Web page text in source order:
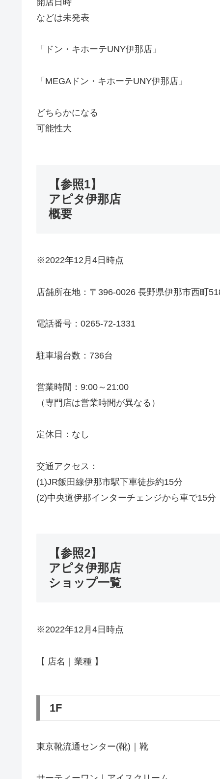
などは未発表
「ドン・キホーテUNY伊那店」
「MEGAドン・キホーテUNY伊那店」
どちらかになる
可能性大
【参照1】
アピタ伊那店
概要
※2022年12月4日時点
店舗所在地：〒396-0026 長野県伊那市西町
電話番号：0265-72-1331
駐車場台数：736台
営業時間：9:00～21:00
（専門店は営業時間が異なる）
定休日：なし
交通アクセス：
(1)JR飯田線伊那市駅下車徒歩約15分
(2)中央道伊那インターチェンジから車で15分
【参照2】
アピタ伊那店
ショップ一覧
※2022年12月4日時点
【 店名｜業種 】
1F
東京靴流通センター(靴)｜靴